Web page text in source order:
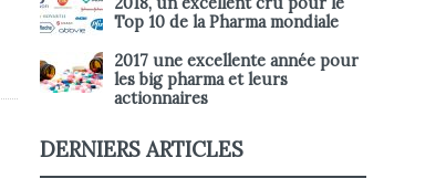
Top 10 de la Pharma mondiale
2017 une excellente année pour
les big pharma et leurs
actionnaires
DERNIERS ARTICLES